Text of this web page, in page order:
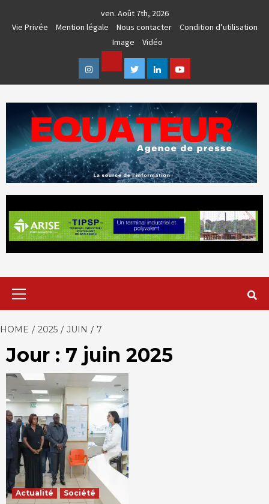
ven. Août 7th, 2026
Vie Privée
Mention légale Nous contacter
Condition d’utilisation
Image
Vidéo
Instagram
Facebook
TwitterLinkedinYoutube
EQUATEUR
HOME 2025 JUIN 7
Jour : 7 juin 2025
Actualité Société